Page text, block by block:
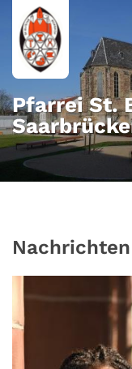
Zum Inhalt springen
Pfarrei St.
Nachrichten